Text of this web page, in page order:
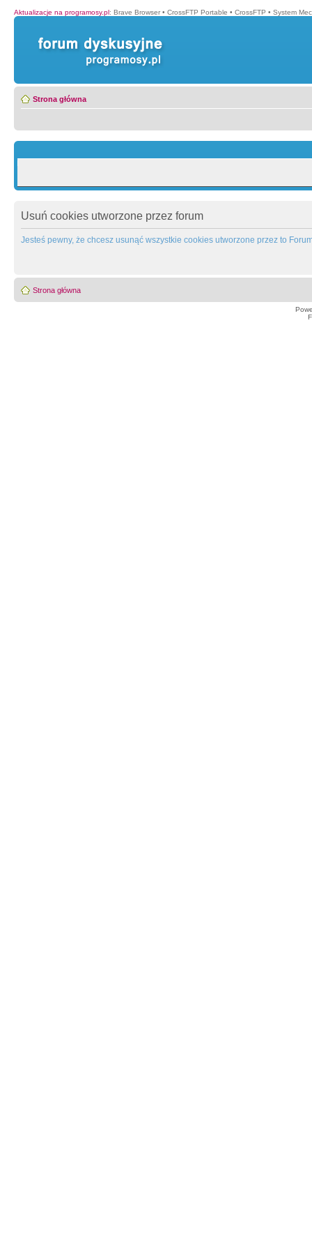
Aktualizacje na programosy.pl: Brave Browser • CrossFTP Portable • CrossFTP • System
Strona główna
Usuń cookies utworzone przez forum
Jesteś pewny, że chcesz usunąć wszystkie cookies utworzone przez to
Strona główna